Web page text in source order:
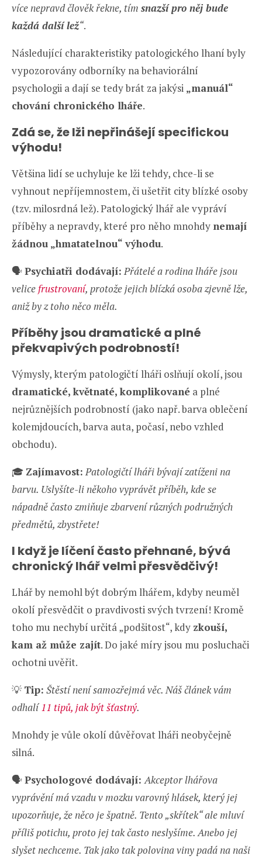
více nepravd člověk řekne, tím snazší pro něj bude
každá další lež“.
Následující charakteristiky patologického lhaní byly
vypozorovány odborníky na behaviorální
psychologii a dají se tedy brát za jakýsi „manuál“
chování chronického lháře.
Zdá se, že lži nepřinášejí specifickou
výhodu!
Většina lidí se uchyluje ke lži tehdy, chce-li se
vyhnout nepříjemnostem, či ušetřit city blízké osoby
(tzv. milosrdná lež). Patologický lhář ale vypráví
příběhy a nepravdy, které pro něho mnohdy nemají
žádnou „hmatatelnou“ výhodu.
🗣️Psychiatři dodávají: Přátelé a rodina lháře jsou
velice frustrovaní, protože jejich blízká osoba zjevně lže,
aniž by z toho něco měla.
Příběhy jsou dramatické a plné
překvapivých podrobností!
Výmysly, kterým patologičtí lháři oslňují okolí, jsou
dramatické, květnaté, komplikované a plné
nejrůznějších podrobností (jako např. barva oblečení
kolemjdoucích, barva auta, počasí, nebo vzhled
obchodu).
🎓 Zajímavost: Patologičtí lháři bývají zatíženi na
barvu. Uslyšíte-li někoho vyprávět příběh, kde se
nápadně často zmiňuje zbarvení různých podružných
předmětů, zbystřete!
I když je líčení často přehnané, bývá
chronický lhář velmi přesvědčivý!
Lhář by nemohl být dobrým lhářem, kdyby neuměl
okolí přesvědčit o pravdivosti svých tvrzení! Kromě
toho mu nechybí určitá „podšitost“, kdy zkouší,
kam až může zajít. Do jaké míry jsou mu posluchači
ochotni uvěřit.
💡 Tip: Štěstí není samozřejmá věc. Náš článek vám
odhalí11 tipů, jak být šťastný.
Mnohdy je vůle okolí důvěřovat lháři neobyčejně
silná.
🗣️Psychologové dodávají:Akceptor lhářova
vyprávění má vzadu v mozku varovný hlásek, který jej
upozorňuje, že něco je špatně. Tento „skřítek“ ale mluví
příliš potichu, proto jej tak často neslyšíme. Anebo jej
slyšet nechceme. Tak jako tak polovina viny padá na naši